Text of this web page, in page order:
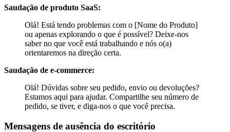
Saudação de produto SaaS:
Olá! Está tendo problemas com o [Nome do Produto]
ou apenas explorando o que é possível? Deixe-nos
saber no que você está trabalhando e nós o(a)
orientaremos na direção certa.
Saudação de e-commerce:
Olá! Dúvidas sobre seu pedido, envio ou devoluções?
Estamos aqui para ajudar. Compartilhe seu número de
pedido, se tiver, e diga-nos o que você precisa.
Mensagens de ausência do escritório